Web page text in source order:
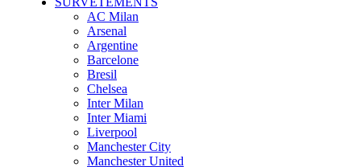
AC Milan
Arsenal
Argentine
Barcelone
Bresil
Chelsea
Inter Milan
Inter Miami
Liverpool
Manchester City
Manchester United